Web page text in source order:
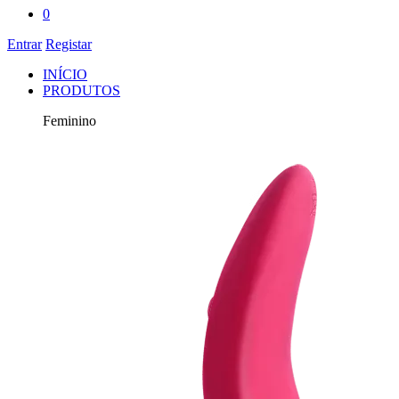
0
Entrar Registar
INÍCIO
PRODUTOS
Feminino